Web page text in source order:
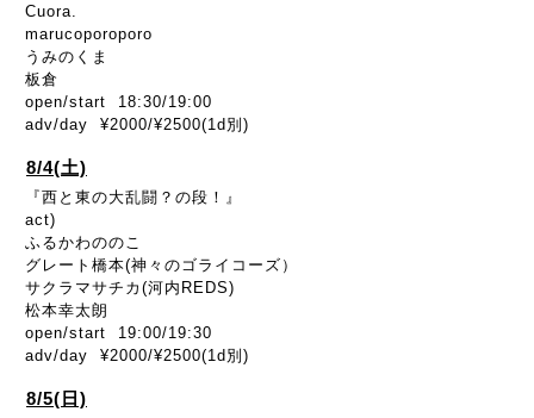
Cuora.
marucoporoporo
うみのくま
板倉
open/start 18:30/19:00
adv/day ¥2000/¥2500(1d別)
8/4(土)
『西と東の大乱闘？の段！』
act)
ふるかわののこ
グレート橋本(神々のゴライコーズ）
サクラマサチカ(河内REDS)
松本幸太朗
open/start 19:00/19:30
adv/day ¥2000/¥2500(1d別)
8/5(日)